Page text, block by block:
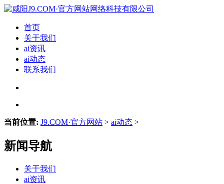
首页
关于我们
ai资讯
ai动态
联系我们
当前位置: J9.COM·官方网站 > ai动态 >
新闻导航
关于我们
ai资讯